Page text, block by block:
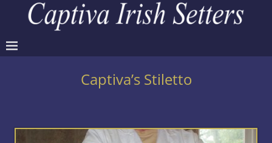
Captiva’s Stiletto